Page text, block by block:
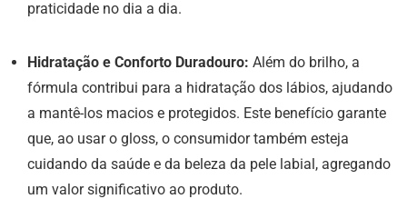
praticidade no dia a dia.
Hidratação e Conforto Duradouro: Além do brilho, a
fórmula contribui para a hidratação dos lábios, ajudando
a mantê-los macios e protegidos. Este benefício garante
que, ao usar o gloss, o consumidor também esteja
cuidando da saúde e da beleza da pele labial, agregando
um valor significativo ao produto.